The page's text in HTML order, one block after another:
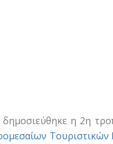
η 2η
Τουριστικών